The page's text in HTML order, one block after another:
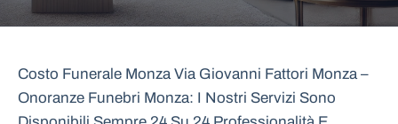
Costo Funerale Monza Via Giovanni Fattori Monza –
Onoranze Funebri Monza: I Nostri Servizi Sono